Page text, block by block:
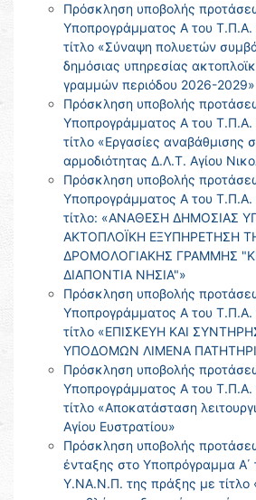
Πρόσκληση υποβολής
Υποπρογράμματος Α του
τίτλο «Σύναψη πολυετών
δημόσιας υπηρεσίας
γραμμών περιόδου 2026-2029»
Πρόσκληση υποβολής
Υποπρογράμματος Α του
τίτλο «Εργασίες αναβάθμισης
αρμοδιότητας Δ.Λ.Τ. Αγίου
Πρόσκληση υποβολής
Υποπρογράμματος Α του
τίτλο: «ΑΝΑΘΕΣΗ ΔΗΜΟΣΙΑΣ
ΑΚΤΟΠΛΟΪΚΗ ΕΞΥΠΗΡΕΤΗΣΗ
ΔΡΟΜΟΛΟΓΙΑΚΗΣ ΓΡΑΜΜΗΣ
ΔΙΑΠΟΝΤΙΑ ΝΗΣΙΑ"»
Πρόσκληση υποβολής
Υποπρογράμματος Α του
τίτλο «ΕΠΙΣΚΕΥΗ ΚΑΙ
ΥΠΟΔΟΜΩΝ ΛΙΜΕΝΑ
Πρόσκληση υποβολής
Υποπρογράμματος Α του
τίτλο «Αποκατάσταση
Αγίου Ευστρατίου»
Πρόσκληση υποβολής
ένταξης στο Υποπρόγραμμα Α΄
Υ.ΝΑ.Ν.Π. της πράξης με τίτλο